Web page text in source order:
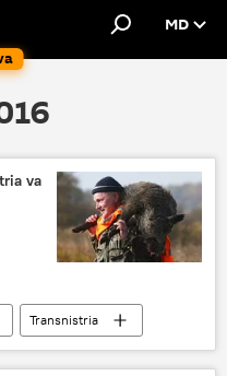
MD
va
Transnistria